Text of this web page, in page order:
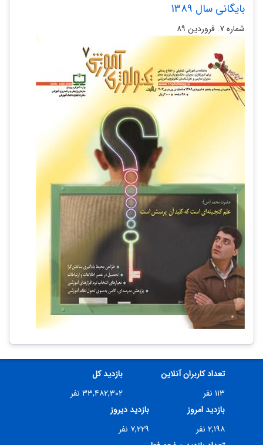
بایگانی سال 1389
شماره‌ ۷. فروردین ۸۹
تعداد کاربران آنلاین
۱۱۳ نفر
بازدید کل
۳۳,۴۸۲,۳۰۲ نفر
بازدید امروز
۲,۱۹۸ نفر
بازدید دیروز
۷,۲۲۹ نفر